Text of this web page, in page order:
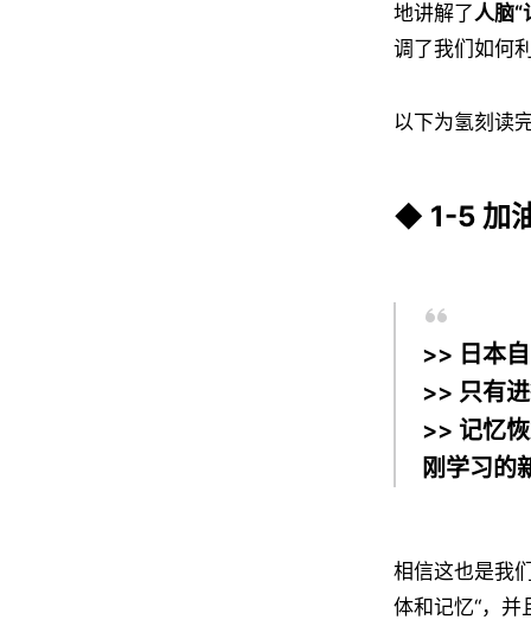
地讲解了人脑“
调了我们如何
以下为氢刻读
◆ 1-5 加
>> 日本
>> 只有
>> 记忆
刚学习的
相信这也是我
体和记忆“，